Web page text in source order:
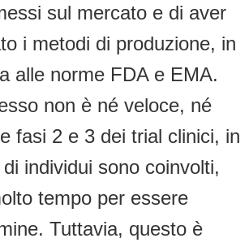
sul mercato e di aver
i metodi di produzione, in
alle norme FDA e EMA.
non è né veloce, né
fasi 2 e 3 dei trial clinici, in
individui sono coinvolti,
tempo per essere
Tuttavia, questo è